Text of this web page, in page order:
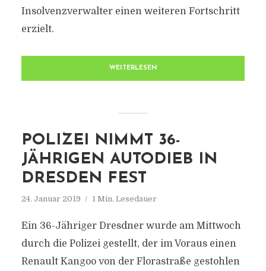
Insolvenzverwalter einen weiteren Fortschritt
erzielt.
WEITERLESEN
POLIZEI NIMMT 36-
JÄHRIGEN AUTODIEB IN
DRESDEN FEST
24. Januar 2019 1 Min. Lesedauer
Ein 36-Jähriger Dresdner wurde am Mittwoch
durch die Polizei gestellt, der im Voraus einen
Renault Kangoo von der Florastraße gestohlen